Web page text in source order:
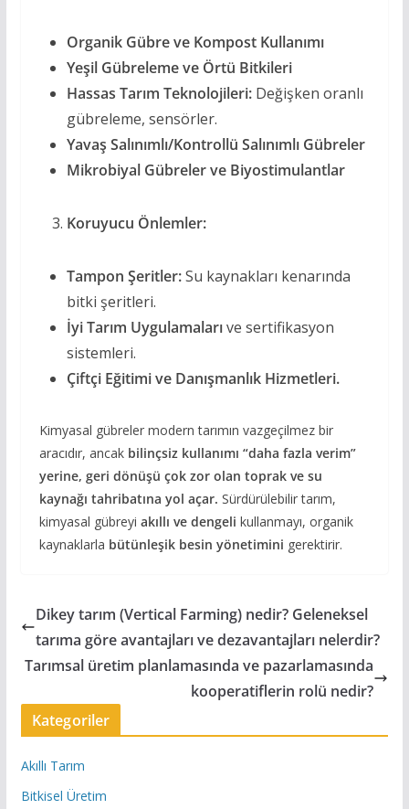
Organik Gübre ve Kompost Kullanımı
Yeşil Gübreleme ve Örtü Bitkileri
Hassas Tarım Teknolojileri:Değişken oranlı
gübreleme, sensörler.
Yavaş Salınımlı/Kontrollü Salınımlı Gübreler
Mikrobiyal Gübreler ve Biyostimulantlar
Koruyucu Önlemler:
Tampon Şeritler:Su kaynakları kenarında
bitki şeritleri.
İyi Tarım Uygulamalarıve sertifikasyon
sistemleri.
Çiftçi Eğitimi ve Danışmanlık Hizmetleri.
Kimyasal gübreler modern tarımın vazgeçilmez bir
aracıdır, ancak bilinçsiz kullanımı “daha fazla verim”
yerine, geri dönüşü çok zor olan toprak ve su
kaynağı tahribatına yol açar. Sürdürülebilir tarım,
kimyasal gübreyi akıllı ve dengeli kullanmayı, organik
kaynaklarla bütünleşik besin yönetimini gerektirir.
Dikey tarım (Vertical Farming) nedir? Geleneksel
tarıma göre avantajları ve dezavantajları nelerdir?
Tarımsal üretim planlamasında ve pazarlamasında
kooperatiflerin rolü nedir?
Kategoriler
Akıllı Tarım
Bitkisel Üretim